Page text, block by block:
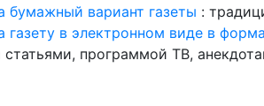
бумажный вариант газеты :
газету в электронном виде в
статьями, программой ТВ,